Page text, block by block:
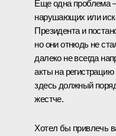
Еще одна проблема
нарушающих или
Президента и
но они отнюдь не
далеко не всегда
акты на
здесь должный
жестче.
Хотел бы привлечь